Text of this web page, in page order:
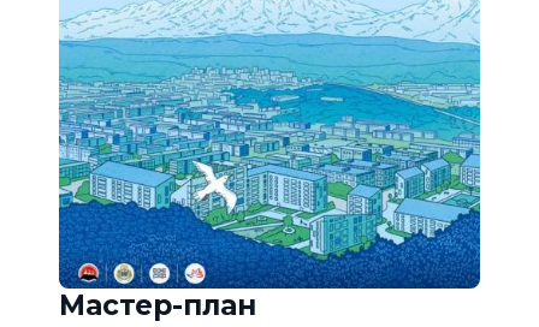
Мастер-план